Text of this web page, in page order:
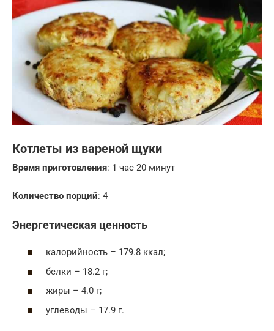
Котлеты из вареной щуки
Время приготовления: 1 час 20 минут
Количество порций: 4
Энергетическая ценность
калорийность – 179.8 ккал;
белки – 18.2 г;
жиры – 4.0 г;
углеводы – 17.9 г.